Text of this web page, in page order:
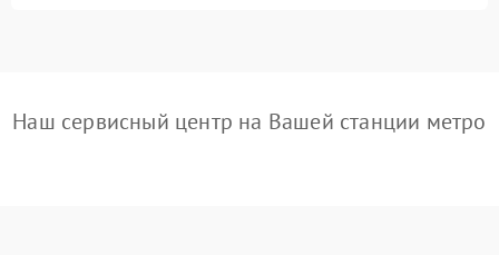
Наш сервисный центр на Вашей станции метро